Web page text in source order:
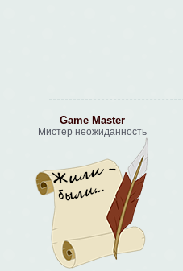
Game Master
Мистер неожиданность